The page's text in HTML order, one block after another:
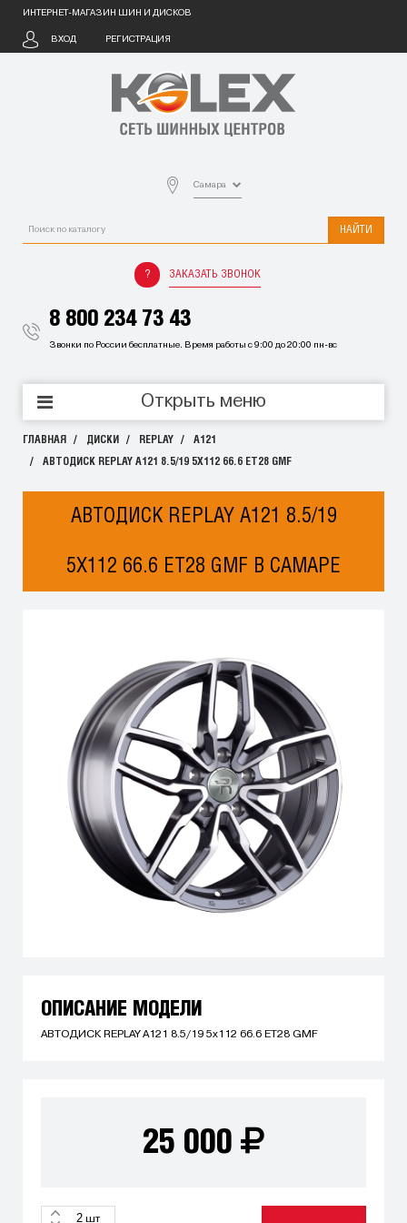
ИНТЕРНЕТ-МАГАЗИН ШИН И ДИСКОВ
ВХОД РЕГИСТРАЦИЯ
Самара
НАЙТИ
ЗАКАЗАТЬ ЗВОНОК
8 800 234 73 43
Звонки по России бесплатные. Время работы с 9:00 до 20:00 пн-вс
Открыть меню
ГЛАВНАЯ ДИСКИ REPLAY A121
АВТОДИСК REPLAY A121 8.5/19 5X112 66.6 ET28 GMF
АВТОДИСК REPLAY A121 8.5/19
5X112 66.6 ET28 GMF В САМАРЕ
ОПИСАНИЕ МОДЕЛИ
АВТОДИСК REPLAY A121 8.5/19 5x112 66.6 ET28 GMF
25 000
шт